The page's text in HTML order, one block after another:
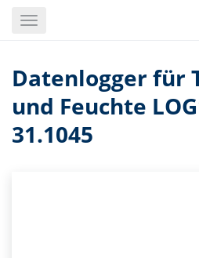
Toggle
Datenlogger für
und Feuchte
31.1045